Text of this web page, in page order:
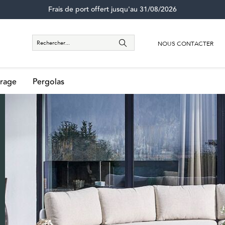
Frais de port offert jusqu'au 31/08/2026
NOUS CONTACTER
Pergolas